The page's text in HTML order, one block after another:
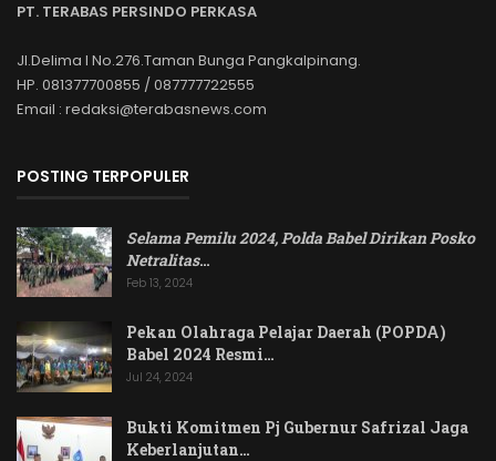
PT. TERABAS PERSINDO PERKASA
Jl.Delima I No.276.Taman Bunga Pangkalpinang.
HP. 081377700855 / 087777722555
Email : redaksi@terabasnews.com
POSTING TERPOPULER
Selama Pemilu 2024, Polda Babel Dirikan Posko
Netralitas…
Feb 13, 2024
Pekan Olahraga Pelajar Daerah (POPDA)
Babel 2024 Resmi…
Jul 24, 2024
Bukti Komitmen Pj Gubernur Safrizal Jaga
Keberlanjutan…